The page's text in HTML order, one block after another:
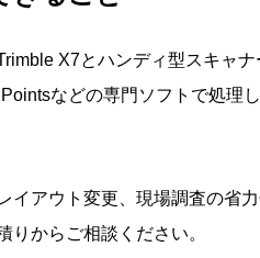
X7とハンディ型スキャ
などの専門ソフトで処理
イアウト変更、現場調査の省
りからご相談ください。